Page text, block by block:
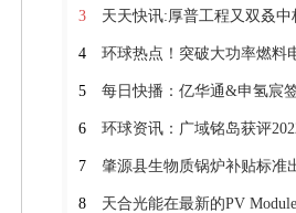
3 天天快讯:厚普工程又双叒中标重量
4 环球热点！突破大功率燃料电池热管理技术 亿华通公开
5 每日快播：亿华通&申氢宸签署战略合作协议 构建全
6 环球资讯：广域铭岛获评2022 CEIA中
7 肇源县生物质锅炉补贴标准出炉！最高补
8 天合光能在最新的PV ModuleTech可融资性评